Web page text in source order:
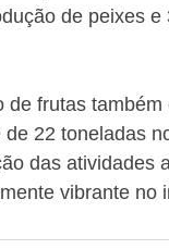
de peixes
de frutas
de 22 toneladas
das atividades
vibrante no